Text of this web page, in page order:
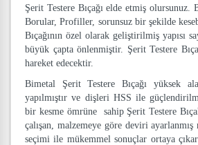
Şerit Testere Bıçağı elde etmiş
Borular, Profiller, sorunsuz bir şekilde
Bıçağının özel olarak geliştirilmiş yapısı
büyük çapta önlenmiştir. Şerit Testere
hareket edecektir.
Bimetal Şerit Testere Bıçağı yüksek
yapılmıştır ve dişleri HSS ile
bir kesme ömrüne sahip Şerit Testere
çalışan, malzemeye göre deviri
seçimi ile mükemmel sonuçlar ortaya